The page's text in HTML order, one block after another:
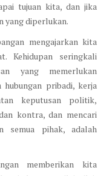
tujuan kita, dan jika
yang diperlukan.
mengajarkan kita
Kehidupan seringkali
yang memerlukan
hubungan pribadi, kerja
keputusan politik,
kontra, dan mencari
semua pihak, adalah
memberikan kita